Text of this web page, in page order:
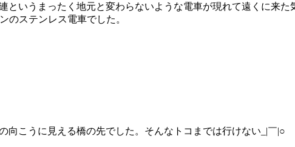
というまったく地元と変わらないような電車が現れて遠くに来た
のステンレス電車でした。
向こうに見える橋の先でした。そんなトコまでは行けない_|￣|○